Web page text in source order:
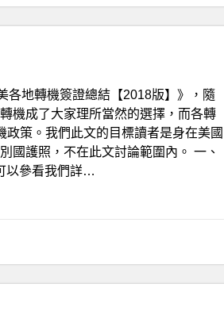
各地轉機簽證總結【2018版】》，隨
機成了大家理所當然的選擇，而各轉
策。我們此文的目標讀者是身在美國
國護照，不在此文討論範圍內。 一、
以參看我們詳…